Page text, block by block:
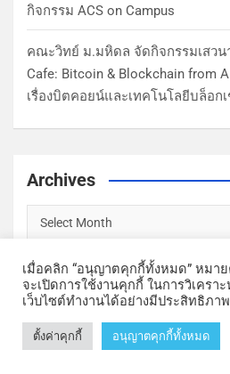
กิจกรรม ACS on Campus
คณะวิทย์ ม.มหิดล จัดกิจกรรมเสวน
Cafe: Bitcoin & Blockchain from
เรื่องบิตคอยน์และเทคโนโลยีบล็อก
Archives
Copyright © Faculty of Science,
MantraBrain
เมื่อคลิก “อนุญาตคุกกี้ทั้งหมด” หมา
จะเปิดการใช้งานคุกกี้ ในการวิเครา
เว็บไซต์ทำงานได้อย่างมีประสิทธิภา
ตั้งค่าคุกกี้ อนุญาตคุกกี้ทั้งหมด